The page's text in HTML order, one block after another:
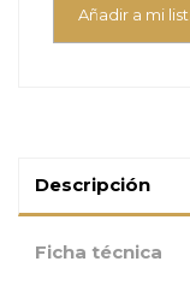
Añadir a mi
Descripción
Ficha técnica